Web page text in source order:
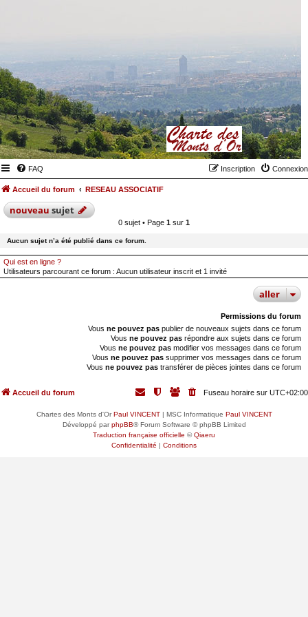
FAQ Connexion
Inscription
Accueil du forum RESEAU ASSOCIATIF
nouveausujet
0 sujet • Page 1 sur 1
Aucun sujet n’a été publié dans ce forum.
Qui est en ligne ?
Utilisateurs parcourant ce forum : Aucun utilisateur inscrit et 1 invité
aller
Permissions du forum
Vous ne pouvez pas publier de nouveaux sujets dans ce forum
Vous ne pouvez pas répondre aux sujets dans ce forum
Vous ne pouvez pas modifier vos messages dans ce forum
Vous ne pouvez pas supprimer vos messages dans ce forum
Vous ne pouvez pas transférer de pièces jointes dans ce forum
Accueil du forum Fuseau horaire sur UTC+02:00
Chartes des Monts d'OrPaul VINCENT| MSC Informatique Paul VINCENT
Développé parphpBB® Forum Software © phpBB Limited
Traduction française officielle ©Qiaeru
Confidentialité | Conditions